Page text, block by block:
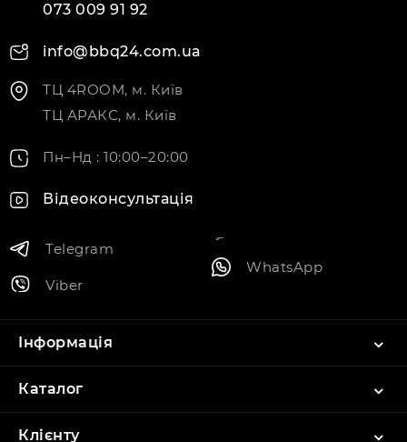
073 009 91 92
info@bbq24.com.ua
ТЦ 4ROOM, м. Київ
ТЦ АРАКС, м. Київ
Пн–Нд : 10:00–20:00
Відеоконсультація
Telegram
Viber
WhatsApp
Інформація
Каталог
Клієнту